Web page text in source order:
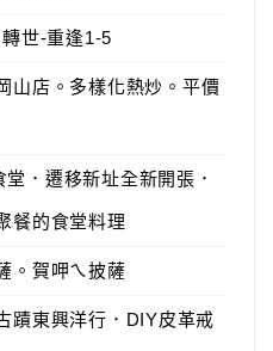
世-重逢1-5
山店。多樣化熱炒。平價
．遷移新址全新開張．
餐的食堂料理
。賀呷ㄟ披薩
蹟東興洋行．DIY皮革戒